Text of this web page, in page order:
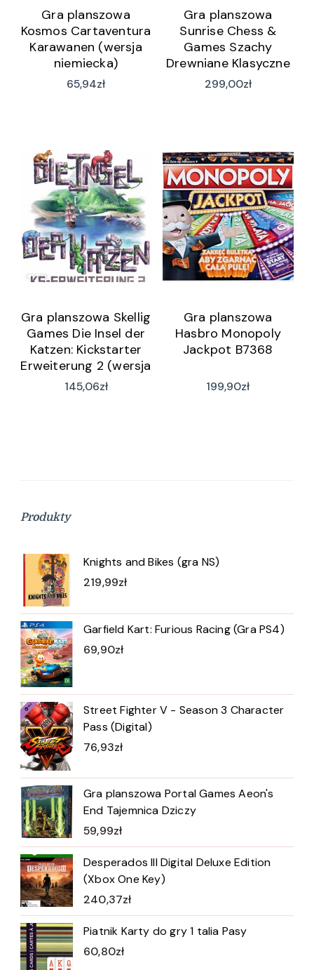
Gra planszowa
Kosmos Cartaventura
Karawanen (wersja
niemiecka)
65,94zł
Gra planszowa
Sunrise Chess &
Games Szachy
Drewniane Klasyczne
50Cm
299,00zł
Gra planszowa Skellig
Games Die Insel der
Katzen: Kickstarter
Erweiterung 2 (wersja
niemiecka)
145,06zł
Gra planszowa
Hasbro Monopoly
Jackpot B7368
199,90zł
Produkty
Knights and Bikes (gra NS)
219,99zł
Garfield Kart: Furious Racing (Gra PS4)
69,90zł
Street Fighter V - Season 3 Character
Pass (Digital)
76,93zł
Gra planszowa Portal Games Aeon's
End Tajemnica Dziczy
59,99zł
Desperados III Digital Deluxe Edition
(Xbox One Key)
240,37zł
Piatnik Karty do gry 1 talia Pasy
60,80zł